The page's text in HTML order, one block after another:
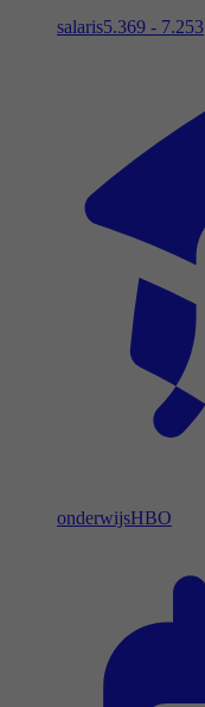
salaris5.369 - 7.253
onderwijsHBO